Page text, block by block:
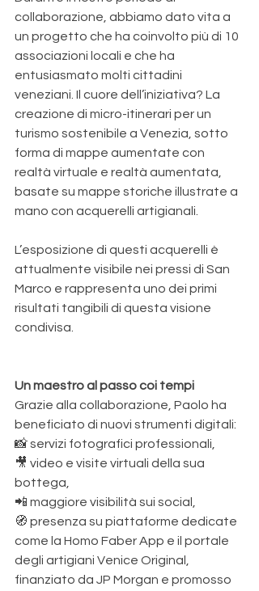
collaborazione, abbiamo dato vita a
un progetto che ha coinvolto più di 10
associazioni locali e che ha
entusiasmato molti cittadini
veneziani. Il cuore dell’iniziativa? La
creazione di micro-itinerari per un
turismo sostenibile a Venezia, sotto
forma di mappe aumentate con
realtà virtuale e realtà aumentata,
basate su mappe storiche illustrate a
mano con acquerelli artigianali.
L’esposizione di questi acquerelli è
attualmente visibile nei pressi di San
Marco e rappresenta uno dei primi
risultati tangibili di questa visione
condivisa.
Un maestro al passo coi tempi
Grazie alla collaborazione, Paolo ha
beneficiato di nuovi strumenti digitali:
📸 servizi fotografici professionali,
🎥 video e visite virtuali della sua
bottega,
📲 maggiore visibilità sui social,
🧭 presenza su piattaforme dedicate
come la Homo Faber App e il portale
degli artigiani Venice Original,
finanziato da JP Morgan e promosso